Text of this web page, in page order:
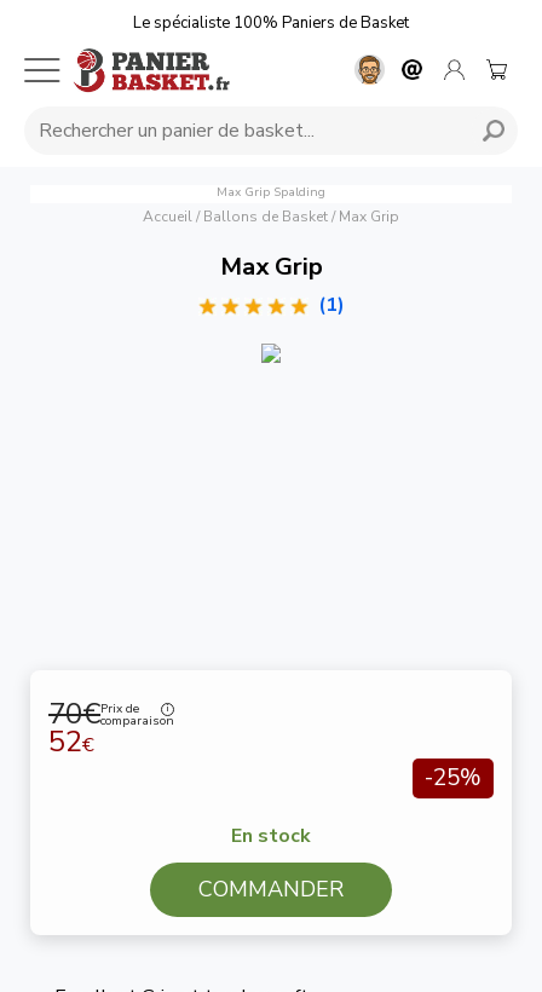
Le spécialiste 100% Paniers de Basket
Max Grip Spalding
Accueil/ Ballons de Basket/ Max Grip
Max Grip
(1)
70€Prix de
comparaison
52€
-25%
En stock
COMMANDER